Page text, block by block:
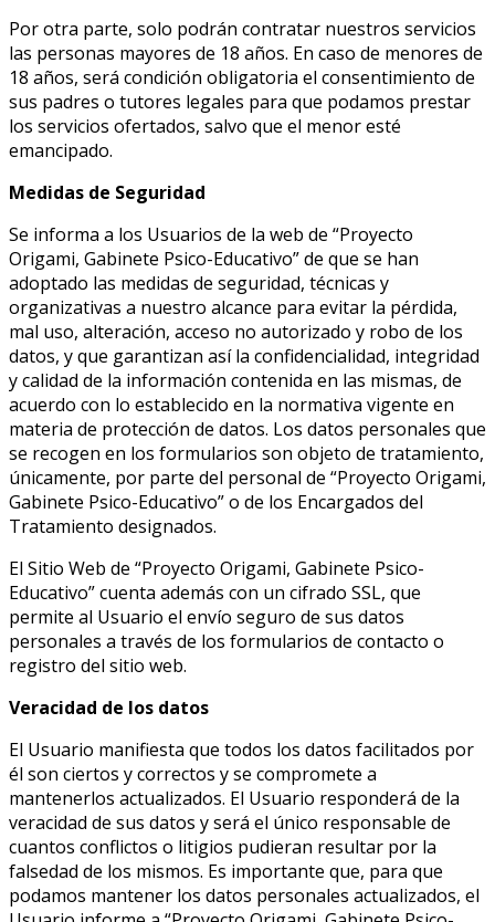
Por otra parte, solo podrán contratar nuestros servicios
las personas mayores de 18 años. En caso de menores de
18 años, será condición obligatoria el consentimiento de
sus padres o tutores legales para que podamos prestar
los servicios ofertados, salvo que el menor esté
emancipado.
Medidas de Seguridad
Se informa a los Usuarios de la web de “Proyecto
Origami, Gabinete Psico-Educativo” de que se han
adoptado las medidas de seguridad, técnicas y
organizativas a nuestro alcance para evitar la pérdida,
mal uso, alteración, acceso no autorizado y robo de los
datos, y que garantizan así la confidencialidad, integridad
y calidad de la información contenida en las mismas, de
acuerdo con lo establecido en la normativa vigente en
materia de protección de datos. Los datos personales que
se recogen en los formularios son objeto de tratamiento,
únicamente, por parte del personal de “Proyecto Origami,
Gabinete Psico-Educativo” o de los Encargados del
Tratamiento designados.
El Sitio Web de “Proyecto Origami, Gabinete Psico-
Educativo” cuenta además con un cifrado SSL, que
permite al Usuario el envío seguro de sus datos
personales a través de los formularios de contacto o
registro del sitio web.
Veracidad de los datos
El Usuario manifiesta que todos los datos facilitados por
él son ciertos y correctos y se compromete a
mantenerlos actualizados. El Usuario responderá de la
veracidad de sus datos y será el único responsable de
cuantos conflictos o litigios pudieran resultar por la
falsedad de los mismos. Es importante que, para que
podamos mantener los datos personales actualizados, el